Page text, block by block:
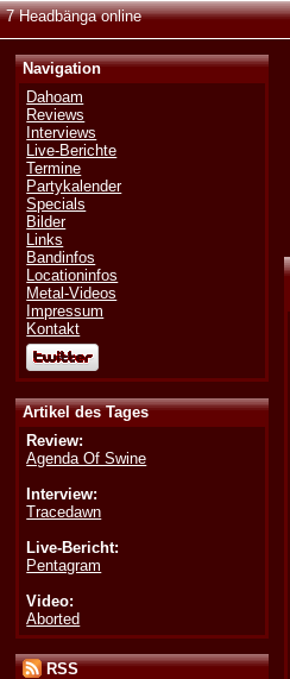
7 Headbänga online
Navigation
Dahoam
Reviews
Interviews
Live-Berichte
Termine
Partykalender
Specials
Bilder
Links
Bandinfos
Locationinfos
Metal-Videos
Impressum
Kontakt
Artikel des Tages
Review:
Agenda Of Swine
Interview:
Tracedawn
Live-Bericht:
Pentagram
Video:
Aborted
RSS